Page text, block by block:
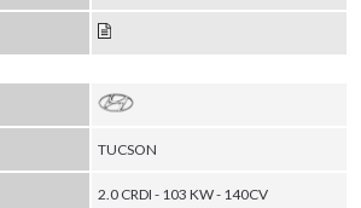
TUCSON
2.0 CRDI - 103 KW - 140CV